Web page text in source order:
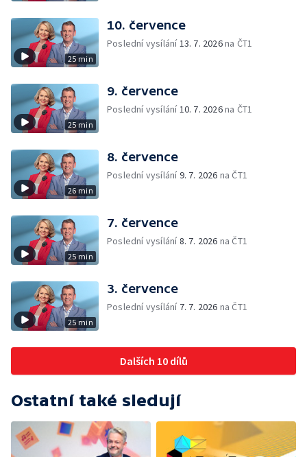
25 min
10. července
Poslední vysílání13. 7. 2026na ČT1
25 min
9. července
Poslední vysílání10. 7. 2026na ČT1
26 min
8. července
Poslední vysílání9. 7. 2026 na ČT1
25 min
7. července
Poslední vysílání8. 7. 2026 na ČT1
25 min
3. července
Poslední vysílání 7. 7. 2026 na ČT1
Dalších 10 dílů
Ostatní také sledují